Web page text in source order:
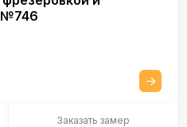
№746
Заказать замер